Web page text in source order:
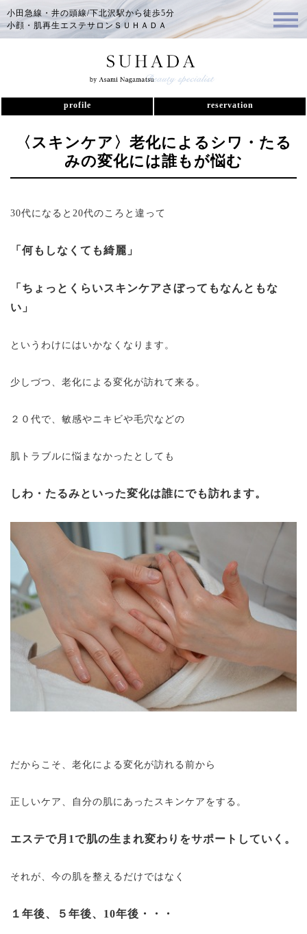
小田急線・井の頭線/下北沢駅から徒歩5分
小顔・肌再生エステサロンＳＵＨＡＤＡ
profile reservation
〈スキンケア〉老化によるシワ・たる
みの変化には誰もが悩む
30代になると20代のころと違って
「何もしなくても綺麗」
「ちょっとくらいスキンケアさぼってもなんともな
い」
というわけにはいかなくなります。
少しづつ、老化による変化が訪れて来る。
２０代で、敏感やニキビや毛穴などの
肌トラブルに悩まなかったとしても
しわ・たるみといった変化は誰にでも訪れます。
だからこそ、老化による変化が訪れる前から
正しいケア、自分の肌にあったスキンケアをする。
エステで月1で肌の生まれ変わりをサポートしていく。
それが、今の肌を整えるだけではなく
１年後、５年後、10年後・・・